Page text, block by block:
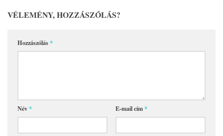
VÉLEMÉNY, HOZZÁSZÓLÁS?
Hozzászólás*
Név* E-mail cím*